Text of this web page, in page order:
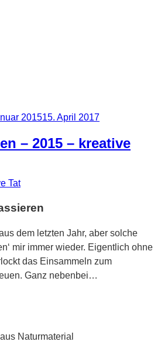
201515. April 2017
– 2015 – kreative
dem letzten Jahr, aber solche
mir immer wieder. Eigentlich ohne
das Einsammeln zum
Ganz nebenbei…
Naturmaterial